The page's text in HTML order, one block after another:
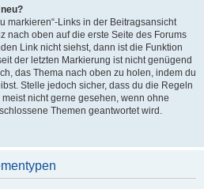
markieren“-Links in der Beitragsansicht
nach oben auf die erste Seite des Forums
Link nicht siehst, dann ist die Funktion
der letzten Markierung ist nicht genügend
das Thema nach oben zu holen, indem du
Stelle jedoch sicher, dass du die Regeln
nicht gerne gesehen, wenn ohne
Themen geantwortet wird.